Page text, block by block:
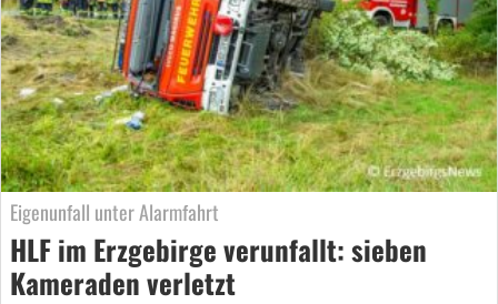
Eigenunfall unter Alarmfahrt
HLF im Erzgebirge verunfallt: sieben
Kameraden verletzt